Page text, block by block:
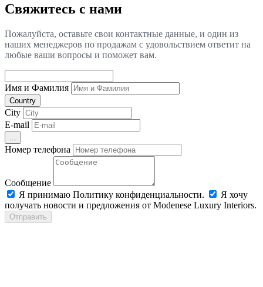
Свяжитесь с нами
Пожалуйста, оставьте свои контактные данные, и один из
наших менеджеров по продажам с удовольствием ответит на
любые ваши вопросы и поможет вам.
Имя и Фамилия
Country
City
E-mail
Номер телефона
Сообщение
Я принимаю Политику конфиденциальности.
Я хочу
получать новости и предложения от Modenese Luxury Interiors.
Отправить